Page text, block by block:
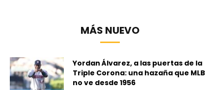
MÁS NUEVO
Yordan Álvarez, a las puertas de la
Triple Corona: una hazaña que MLB
no ve desde 1956